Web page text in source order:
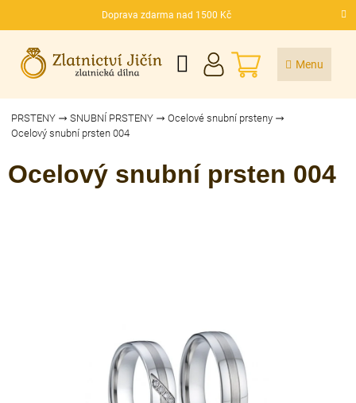
Doprava zdarma nad 1500 Kč
CZK
NÁKUPNÍ
KOŠÍK
PRSTENY SNUBNÍ PRSTENY
Ocelové snubní prsteny
Ocelový snubní prsten 004
Ocelový snubní prsten 004